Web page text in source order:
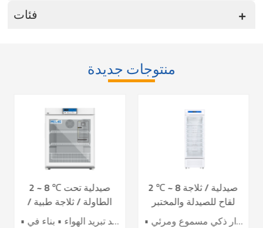
فئات
منتوجات جديدة
2 ~ 8 ℃ صيدلية تحت
الطاولة / ثلاجة طبية /
لقاح YC-130L
• نظام تحكم دقيق • نظام تبريد تبريد الهواء • بناء في USB datalogger • إنذارات سمعية وبصرية مثالية • تصميم عملية مريحة
2 ℃ ~ 8 صيدلية / ثلاجة
لقاح للصيدلة والمختبر
YC-395L
• أداء تبريد الهواء الرائد • تحسين كفاءة توفير الطاقة بنسبة 40٪ + • باب تسخين كهربائي لتأثير أفضل ضد التكثيف • 7 حساسات لدقة عالية للتحكم بدرجة الحرارة • نظام إنذار ذكي مسموع ومرئي